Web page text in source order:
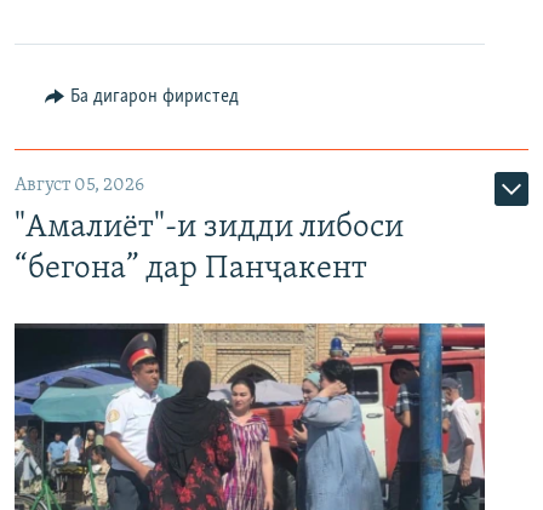
Ба дигарон фиристед
Август 05, 2026
"Амалиёт"-и зидди либоси
“бегона” дар Панҷакент